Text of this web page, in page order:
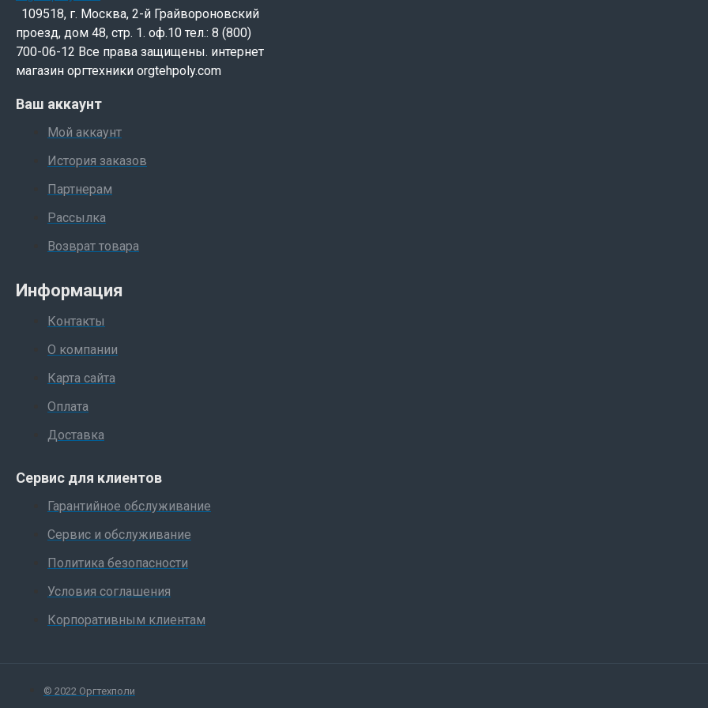
109518, г. Москва, 2-й Грайвороновский
проезд, дом 48, стр. 1. оф.10 тел.: 8 (800)
700-06-12 Все права защищены. интернет
магазин оргтехники orgtehpoly.com
Ваш аккаунт
Мой аккаунт
История заказов
Партнерам
Рассылка
Возврат товара
Информация
Контакты
О компании
Карта сайта
Оплата
Доставка
Сервис для клиентов
Гарантийное обслуживание
Сервис и обслуживание
Политика безопасности
Условия соглашения
Корпоративным клиентам
© 2022 Оргтехполи